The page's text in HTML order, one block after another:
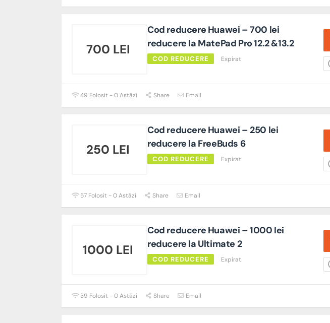
700 LEI
Cod reducere Huawei – 700 lei
reducere la MatePad Pro 12.2 &13.2
COD REDUCERE Expirat
49 Folosit - 0 Astăzi Share Email
250 LEI
Cod reducere Huawei – 250 lei
reducere la FreeBuds 6
COD REDUCERE Expirat
57 Folosit - 0 Astăzi Share Email
1000 LEI
Cod reducere Huawei – 1000 lei
reducere la Ultimate 2
COD REDUCERE Expirat
39 Folosit - 0 Astăzi Share Email